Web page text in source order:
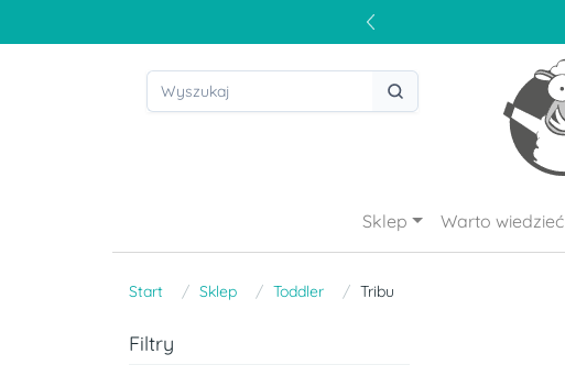
Sklep Warto wiedzieć
Start Sklep Toddler Tribu
Filtry